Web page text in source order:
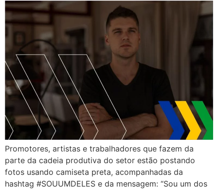
Promotores, artistas e trabalhadores que fazem da
parte da cadeia produtiva do setor estão postando
fotos usando camiseta preta, acompanhadas da
hashtag #SOUUMDELES e da mensagem: “Sou um dos